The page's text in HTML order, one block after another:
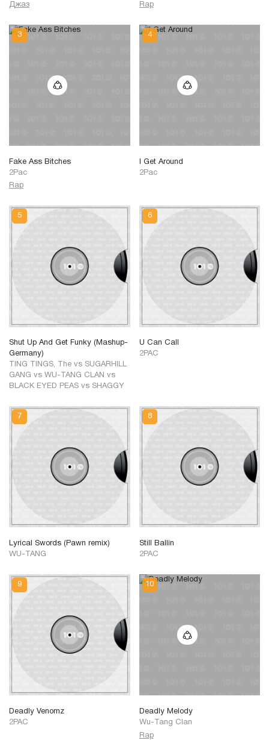
Джаз
Rap
Fake Ass Bitches
2Pac
Rap
I Get Around
2Pac
Shut Up And Get Funky (Mashup-
Germany)
TING TINGS, The vs SUGARHILL
GANG vs WU-TANG CLAN vs
BLACK EYED PEAS vs SHAGGY
U Can Call
2PAC
Lyrical Swords (Pawn remix)
WU-TANG
Still Ballin
2PAC
Deadly Venomz
2PAC
Deadly Melody
Wu-Tang Clan
Rap